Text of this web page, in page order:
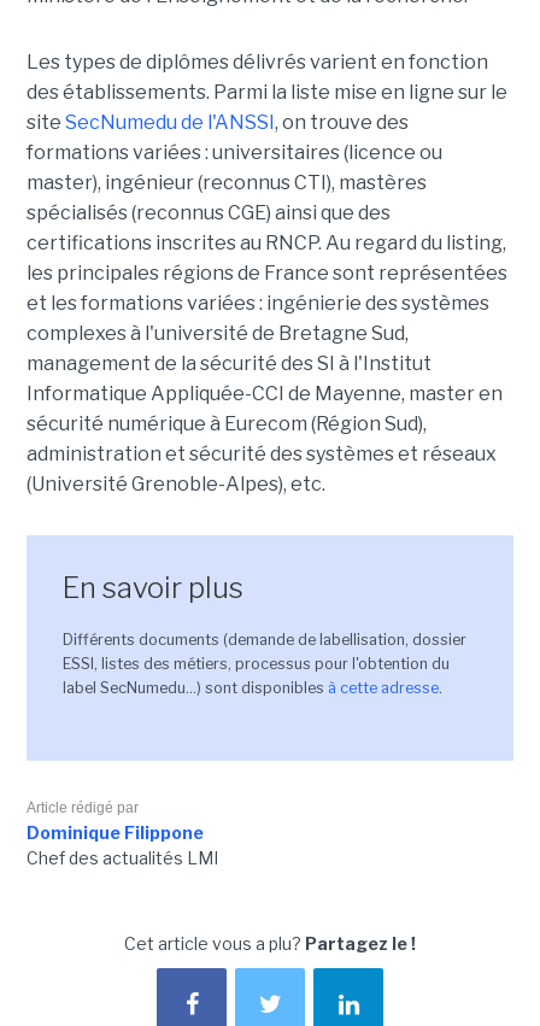
Les types de diplômes délivrés varient en fonction
des établissements. Parmi la liste mise en ligne sur le
site SecNumedu de l'ANSSI , on trouve des
formations variées : universitaires (licence ou
master), ingénieur (reconnus CTI), mastères
spécialisés (reconnus CGE) ainsi que des
certifications inscrites au RNCP. Au regard du listing,
les principales régions de France sont représentées
et les formations variées : ingénierie des systèmes
complexes à l'université de Bretagne Sud,
management de la sécurité des SI à l'Institut
Informatique Appliquée-CCI de Mayenne, master en
sécurité numérique à Eurecom (Région Sud),
administration et sécurité des systèmes et réseaux
(Université Grenoble-Alpes), etc.
En savoir plus
Différents documents (demande de labellisation, dossier
ESSI, listes des métiers, processus pour l'obtention du
label SecNumedu...) sont disponibles à cette adresse.
Article rédigé par
Dominique Filippone
Chef des actualités LMI
Cet article vous a plu? Partagez le !